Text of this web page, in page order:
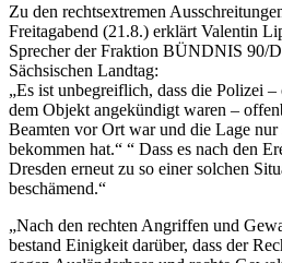
Zu den rechtsextremen
Freitagabend (21.8.) erklärt Valentin
Sprecher der Fraktion BÜNDNIS 90/
Sächsischen Landtag:
„Es ist unbegreiflich, dass die Polizei
dem Objekt angekündigt waren –
Beamten vor Ort war und die Lage
bekommen hat.“ “ Dass es nach den
Dresden erneut zu so einer solchen
beschämend.“
„Nach den rechten Angriffen und
bestand Einigkeit darüber, dass der